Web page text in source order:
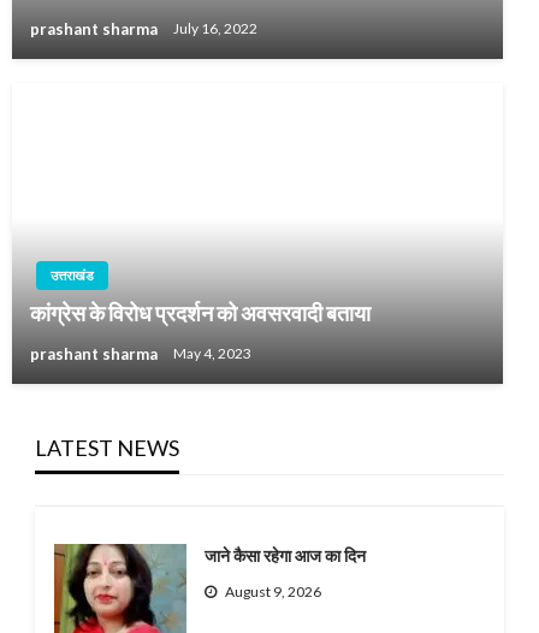
prashant sharma July 16, 2022
उत्तराखंड
कांग्रेस के विरोध प्रदर्शन को अवसरवादी बताया
prashant sharma May 4, 2023
LATEST NEWS
जाने कैसा रहेगा आज का दिन
August 9, 2026